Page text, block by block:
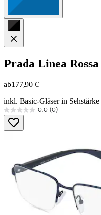
Prada Linea Rossa
ab177,90 €
inkl. Basic-Gläser in Sehstärke
0.0 (0)
0.0
von
5